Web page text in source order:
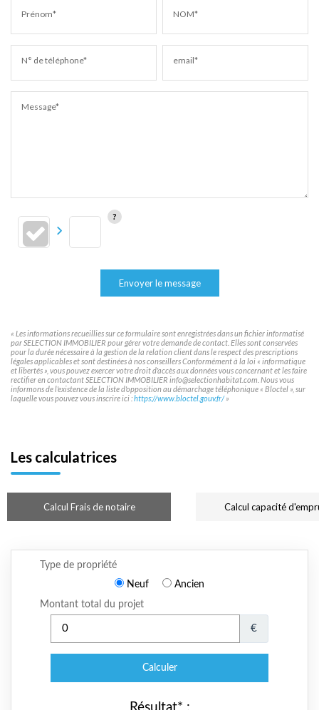
Prénom* NOM*
N° de téléphone* email*
Message*
Envoyer le message
« Les informations recueillies sur ce formulaire sont enregistrées dans un fichier informatisé
par SELECTION IMMOBILIER pour gérer votre demande de contact. Elles sont conservées
pour la durée nécessaire à la gestion de la relation client dans le respect des prescriptions
légales applicables et sont destinées à nos conseillers Conformément à la loi « informatique
et libertés », vous pouvez exercer votre droit d'accès aux données vous concernant et les faire
rectifier en contactant SELECTION IMMOBILIER info@selectionhabitat.com. Nous vous
informons de l'existence de la liste d'opposition au démarchage téléphonique « Bloctel », sur
laquelle vous pouvez vous inscrire ici :https://www.bloctel.gouv.fr/»
Les calculatrices
Calcul Frais de notaire Calcul capacité